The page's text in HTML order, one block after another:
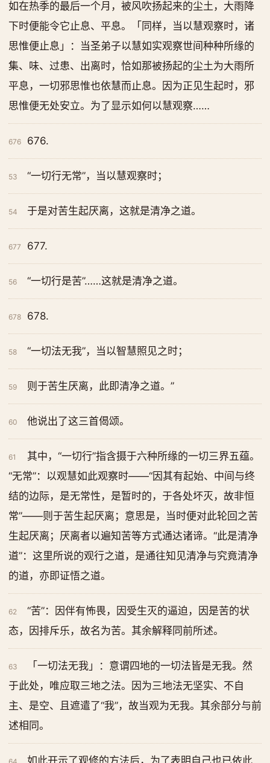
如在热季的最后一个月，被风吹扬起来的尘土，大雨降
下时便能令它止息、平息。「同样，当以慧观察时，诸
思惟便止息」：当圣弟子以慧如实观察世间种种所缘的
集、味、过患、出离时，恰如那被扬起的尘土为大雨所
平息，一切邪思惟也依慧而止息。因为正见生起时，邪
思惟便无处安立。为了显示如何以慧观察……
676 676.
53 “一切行无常”，当以慧观察时；
54 于是对苦生起厌离，这就是清净之道。
677 677.
56 “一切行是苦”……这就是清净之道。
678 678.
58 “一切法无我”，当以智慧照见之时；
59 则于苦生厌离，此即清净之道。”
60 他说出了这三首偈颂。
61
其中，“一切行”指含摄于六种所缘的一切三界五蕴。
“无常”：以观慧如此观察时——“因其有起始、中间与终
结的边际，是无常性，是暂时的，于各处坏灭，故非恒
常”——则于苦生起厌离；意思是，当时便对此轮回之苦
生起厌离；厌离者以遍知苦等方式通达诸谛。“此是清净
道”：这里所说的观行之道，是通往知见清净与究竟清净
的道，亦即证悟之道。
62
“苦”：因伴有怖畏，因受生灭的逼迫，因是苦的状
态，因排斥乐，故名为苦。其余解释同前所述。
63
「一切法无我」：意谓四地的一切法皆是无我。然
于此处，唯应取三地之法。因为三地法无坚实、不自
主、是空、且遮遣了“我”，故当观为无我。其余部分与前
述相同。
如此开示了观修的方法后，为了表明自己也已依此